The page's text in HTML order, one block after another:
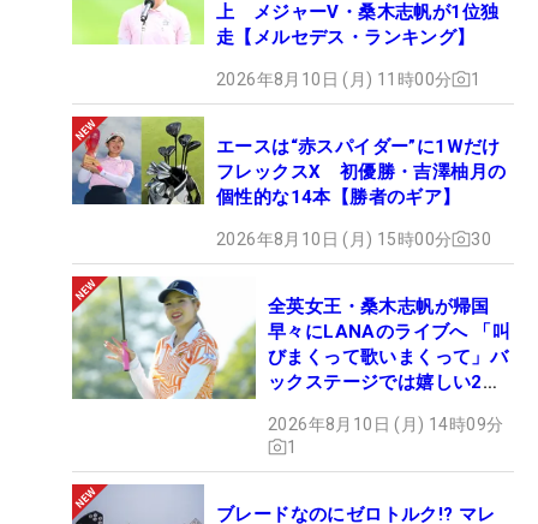
上 メジャーV・桑木志帆が1位独
走【メルセデス・ランキング】
2026年8月10日 (月) 11時00分 1
エースは“赤スパイダー”に1Wだけ
フレックスX 初優勝・吉澤柚月の
個性的な14本【勝者のギア】
2026年8月10日 (月) 15時00分 30
全英女王・桑木志帆が帰国
早々にLANAのライブへ 「叫
びまくって歌いまくって」バ
ックステージでは嬉しい2シ
2026年8月10日 (月) 14時09分
1
ブレードなのにゼロトルク!? マレ